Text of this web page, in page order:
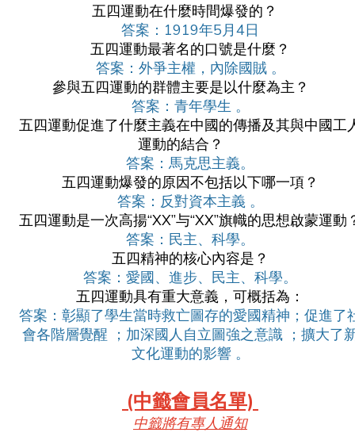
五四運動在什麼時間爆發的？
答案：1919年5月4日
五四運動最著名的口號是什麼？
答案：外爭主權，內除國賊 。
參與五四運動的群體主要是以什麼為主？
答案：青年學生 。
五四運動促進了什麼主義在中國的傳播及其與中國工
運動的結合？
答案：馬克思主義。
五四運動爆發的原因不包括以下哪一項？
答案：反對資本主義 。
五四運動是一次高揚“XX”与“XX”旗幟的思想啟蒙運動
答案：民主、科學。
五四精神的核心內容是？
答案：愛國、進步、民主、科學。
五四運動具有重大意義，可概括為：
答案：彰顯了學生當時救亡圖存的愛國精神；促進了
會各階層覺醒 ；加深國人自立圖強之意識 ；擴大了
文化運動的影響 。
(中籤會員名單)
中籤將有專人通知